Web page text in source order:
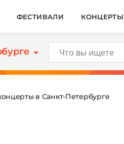
ФЕСТИВАЛИ КОНЦЕРТЫ
в Санкт-Петербурге